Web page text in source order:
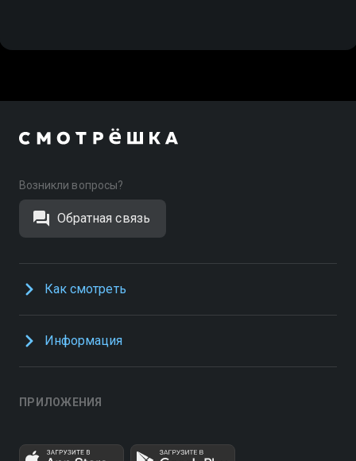
Возникли вопросы?
Обратная связь
Как смотреть
Информация
ПРИЛОЖЕНИЯ